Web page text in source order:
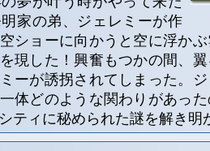
家の弟、ジェレミーが作
ショーに向かうと空に浮か
現した！興奮もつかの間、
ーが誘拐されてしまった。
体どのような関わりがあっ
ティに秘められた謎を解き明